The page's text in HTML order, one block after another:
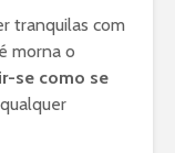
tranquilas com
morna o
se como se